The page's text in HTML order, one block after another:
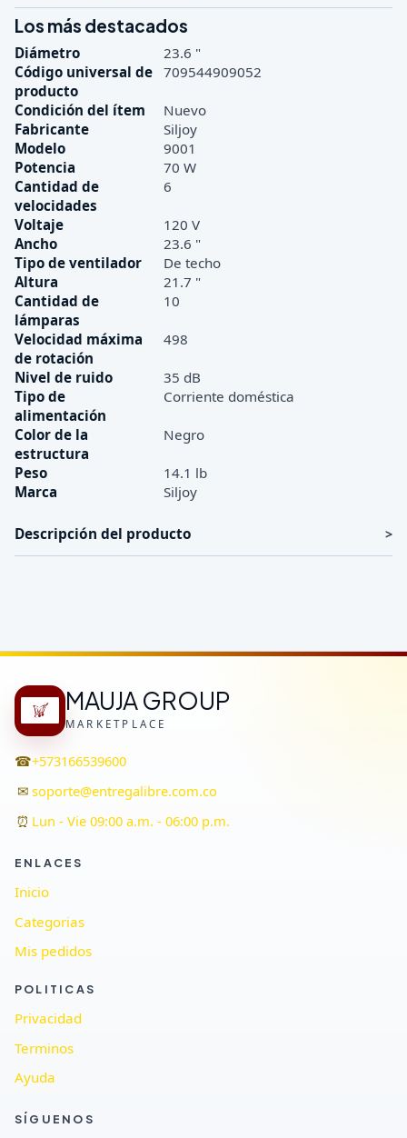
Los más destacados
Diámetro
23.6 "
Código universal de
producto
709544909052
Condición del ítem
Nuevo
Fabricante
Siljoy
Modelo
9001
Potencia
70 W
Cantidad de
velocidades
6
Voltaje
120 V
Ancho
23.6 "
Tipo de ventilador
De techo
Altura
21.7 "
Cantidad de
lámparas
10
Velocidad máxima
de rotación
498
Nivel de ruido
35 dB
Tipo de
alimentación
Corriente doméstica
Color de la
estructura
Negro
Peso
14.1 lb
Marca
Siljoy
Descripción del producto
MAUJA GROUP
MARKETPLACE
☎+573166539600
✉ soporte@entregalibre.com.co
⏰ Lun - Vie 09:00 a.m. - 06:00 p.m.
ENLACES
Inicio
Categorias
Mis pedidos
POLITICAS
Privacidad
Terminos
Ayuda
SÍGUENOS